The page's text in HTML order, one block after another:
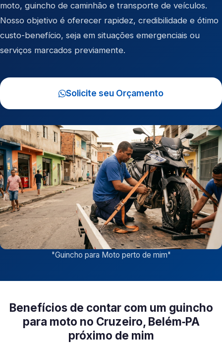
moto, guincho de caminhão e transporte de veículos.
Nosso objetivo é oferecer rapidez, credibilidade e ótimo
custo-benefício, seja em situações emergenciais ou
serviços marcados previamente.
Solicite seu Orçamento
"Guincho para Moto perto de mim"
Benefícios de contar com um guincho
para moto no Cruzeiro, Belém‑PA
próximo de mim